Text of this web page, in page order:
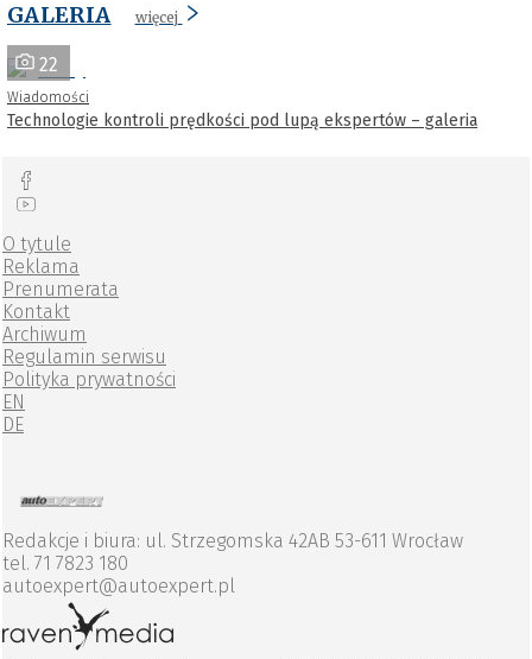
GALERIA więcej
22
Wiadomości
Technologie kontroli prędkości pod lupą ekspertów – galeria
O tytule
Reklama
Prenumerata
Kontakt
Archiwum
Regulamin serwisu
Polityka prywatności
EN
DE
Redakcje i biura: ul. Strzegomska 42AB 53-611 Wrocław
tel. 71 7823 180
autoexpert@autoexpert.pl